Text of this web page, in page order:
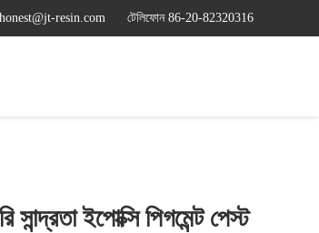
resin.com টেলিফোন 86-20-82320316
ইপোক্সি পিগমেন্ট পেস্ট